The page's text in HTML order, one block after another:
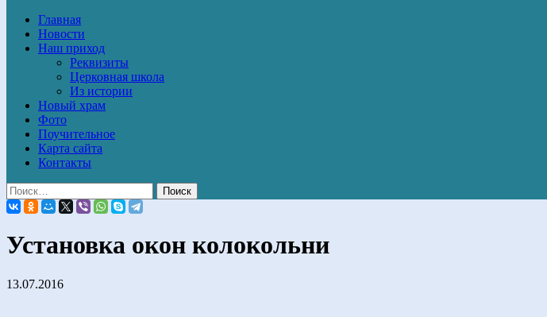
Главная
Новости
Наш приход
Реквизиты
Церковная школа
Из истории
Новый храм
Фото
Поучительное
Карта сайта
Контакты
Установка окон колокольни
13.07.2016